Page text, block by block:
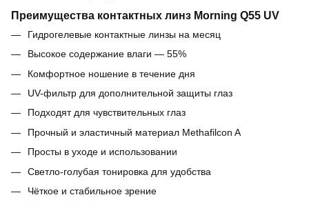
Преимущества контактных линз Morning Q55 UV
Гидрогелевые контактные линзы на месяц
Высокое содержание влаги — 55%
Комфортное ношение в течение дня
UV-фильтр для дополнительной защиты глаз
Подходят для чувствительных глаз
Прочный и эластичный материал Methafilcon A
Просты в уходе и использовании
Светло-голубая тонировка для удобства
Чёткое и стабильное зрение